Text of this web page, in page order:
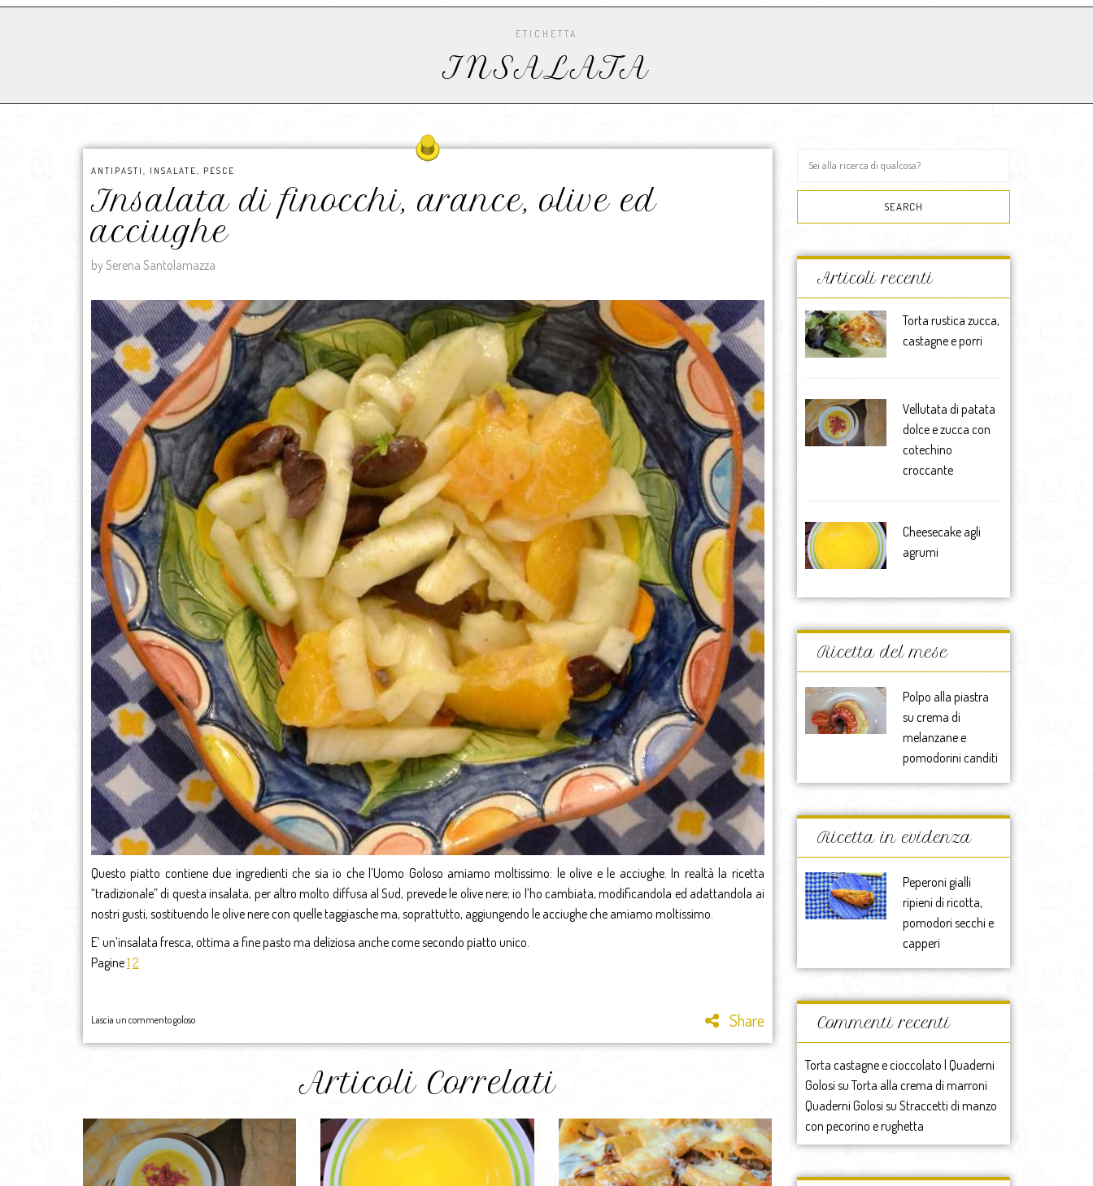
ETICHETTA
INSALATA
ANTIPASTI , INSALATE, PESCE
Insalata di finocchi, arance, olive ed
acciughe
by Serena Santolamazza
Questo piatto contiene due ingredienti che sia io che l’Uomo Goloso amiamo moltissimo: le olive e le acciughe. In realtà la ricetta
“tradizionale” di questa insalata, per altro molto diffusa al Sud, prevede le olive nere; io l’ho cambiata, modificandola ed adattandola ai
nostri gusti, sostituendo le olive nere con quelle taggiasche ma, soprattutto, aggiungendo le acciughe che amiamo moltissimo.
E’ un’insalata fresca, ottima a fine pasto ma deliziosa anche come secondo piatto unico.
Pagine1 2
Lascia un commento goloso Share
Articoli Correlati
Articoli recenti
Torta rustica zucca,
castagne e porri
Vellutata di patata
dolce e zucca con
cotechino
croccante
Cheesecake agli
agrumi
Ricetta del mese
Polpo alla piastra
su crema di
melanzane e
pomodorini canditi
Ricetta in evidenza
Peperoni gialli
ripieni di ricotta,
pomodori secchi e
capperi
Commenti recenti
Torta castagne e cioccolato | Quaderni
Golosi suTorta alla crema di marroni
Quaderni Golosi su Straccetti di manzo
con pecorino e rughetta